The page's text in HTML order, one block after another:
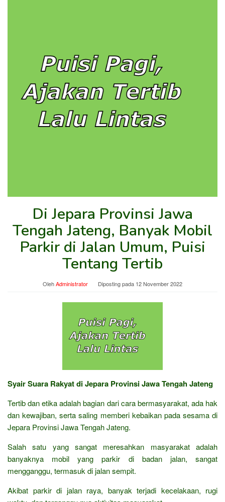
Di Jepara Provinsi Jawa
Tengah Jateng, Banyak Mobil
Parkir di Jalan Umum, Puisi
Tentang Tertib
OlehAdministrator Diposting pada 12 November 2022
Syair Suara Rakyat di Jepara Provinsi Jawa Tengah Jateng
Tertib dan etika adalah bagian dari cara bermasyarakat, ada hak
dan kewajiban, serta saling memberi kebaikan pada sesama di
Jepara Provinsi Jawa Tengah Jateng.
Salah satu yang sangat meresahkan masyarakat adalah
banyaknya mobil yang parkir di badan jalan, sangat
mengganggu, termasuk di jalan sempit.
Akibat parkir di jalan raya, banyak terjadi kecelakaan, rugi